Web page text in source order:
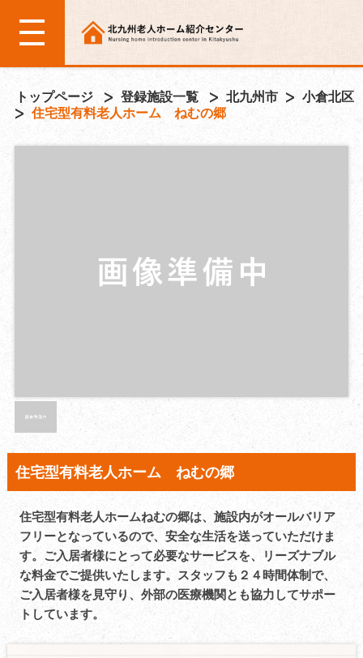
トップページ 登録施設一覧 北九州市
小倉北区
住宅型有料老人ホーム ねむの郷
住宅型有料老人ホーム ねむの郷
住宅型有料老人ホームねむの郷は、施設内がオールバリア
フリーとなっているので、安全な生活を送っていただけま
す。ご入居者様にとって必要なサービスを、リーズナブル
な料金でご提供いたします。スタッフも２４時間体制で、
ご入居者様を見守り、外部の医療機関とも協力してサポー
トしています。